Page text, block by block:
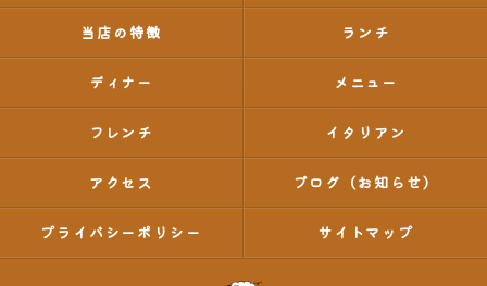
当店の特徴 ランチ
ディナー メニュー
フレンチ イタリアン
アクセス ブログ（お知らせ）
プライバシーポリシー サイトマップ